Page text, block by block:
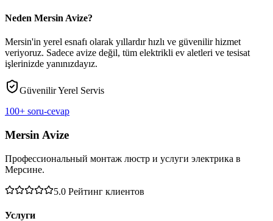
Neden Mersin Avize?
Mersin'in yerel esnafı olarak yıllardır hızlı ve güvenilir hizmet
veriyoruz. Sadece avize değil, tüm elektrikli ev aletleri ve tesisat
işlerinizde yanınızdayız.
Güvenilir Yerel Servis
100+ soru-cevap
Mersin Avize
Профессиональный монтаж люстр и услуги электрика в
Мерсине.
5.0 Рейтинг клиентов
Услуги